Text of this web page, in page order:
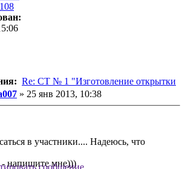
108
Re: СТ № 1 "Изготовление открытки
» 25 янв 2013, 10:38
в участники.... Надеюсь, что
- напишите мне)))